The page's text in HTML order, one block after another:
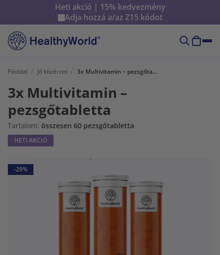
Heti akció | 15% kedvezmény
Adja hozzá a/az Z15 kódot
Főoldal Jó közérzet 3x Multivitamin – pezsgőtabletta
3x Multivitamin –
pezsgőtabletta
Tartalom: összesen 60 pezsgőtabletta
HETI AKCIÓ
-29%